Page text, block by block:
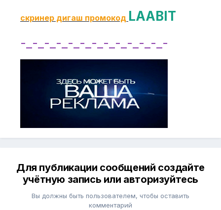
скринер дигаш промокод LAABIT
-_-_-_-_-_-_-_-_-_-_-_-_-
Для публикации сообщений создайте
учётную запись или авторизуйтесь
Вы должны быть пользователем, чтобы оставить
комментарий